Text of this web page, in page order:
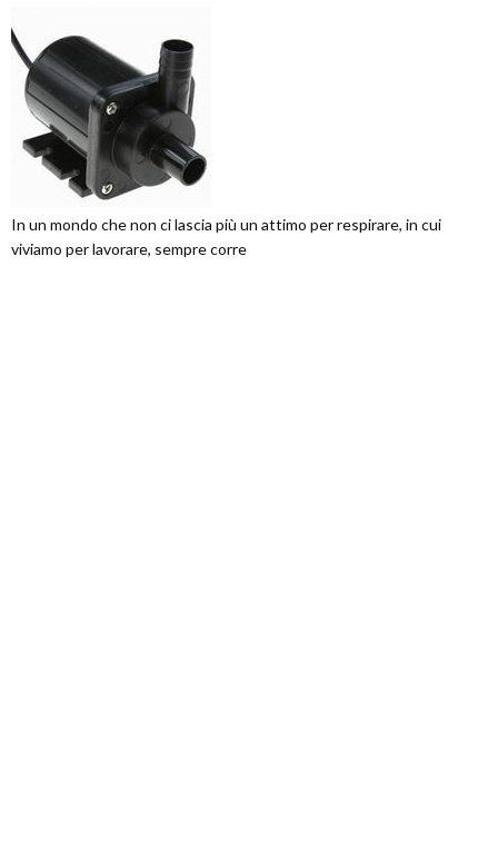
In un mondo che non ci lascia più un attimo per respirare, in cui
viviamo per lavorare, sempre corre